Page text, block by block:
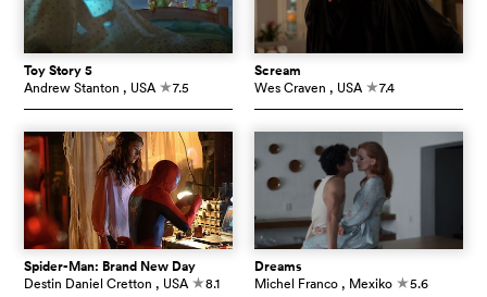
Toy Story 5
Andrew Stanton , USA c7.5
Scream
Wes Craven , USA c7.4
Spider-Man: Brand New Day
Destin Daniel Cretton , USA c8.1
Dreams
Michel Franco , Mexiko c5.6